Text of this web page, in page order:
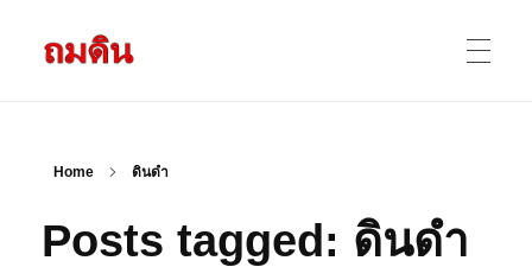
ผลงานถมดิน
Home ดินดำ
Posts tagged: ดินดำ